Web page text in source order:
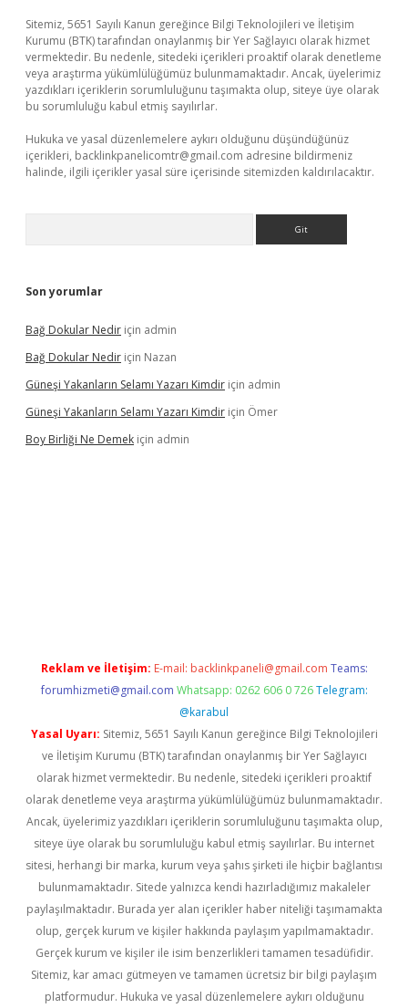
Sitemiz, 5651 Sayılı Kanun gereğince Bilgi Teknolojileri ve İletişim
Kurumu (BTK) tarafından onaylanmış bir Yer Sağlayıcı olarak hizmet
vermektedir. Bu nedenle, sitedeki içerikleri proaktif olarak denetleme
veya araştırma yükümlülüğümüz bulunmamaktadır. Ancak, üyelerimiz
yazdıkları içeriklerin sorumluluğunu taşımakta olup, siteye üye olarak
bu sorumluluğu kabul etmiş sayılırlar.
Hukuka ve yasal düzenlemelere aykırı olduğunu düşündüğünüz
içerikleri, backlinkpanelicomtr@gmail.com adresine bildirmeniz
halinde, ilgili içerikler yasal süre içerisinde sitemizden kaldırılacaktır.
Son yorumlar
Bağ Dokular Nedir için admin
Bağ Dokular Nedir için Nazan
Güneşi Yakanların Selamı Yazarı Kimdir için admin
Güneşi Yakanların Selamı Yazarı Kimdir için Ömer
Boy Birliği Ne Demek için admin
Reklam ve İletişim: E-mail: backlinkpaneli@gmail.com Teams:
forumhizmeti@gmail.com Whatsapp: 0262 606 0 726 Telegram:
@karabul
Yasal Uyarı: Sitemiz, 5651 Sayılı Kanun gereğince Bilgi Teknolojileri
ve İletişim Kurumu (BTK) tarafından onaylanmış bir Yer Sağlayıcı
olarak hizmet vermektedir. Bu nedenle, sitedeki içerikleri proaktif
olarak denetleme veya araştırma yükümlülüğümüz bulunmamaktadır.
Ancak, üyelerimiz yazdıkları içeriklerin sorumluluğunu taşımakta olup,
siteye üye olarak bu sorumluluğu kabul etmiş sayılırlar. Bu internet
sitesi, herhangi bir marka, kurum veya şahıs şirketi ile hiçbir bağlantısı
bulunmamaktadır. Sitede yalnızca kendi hazırladığımız makaleler
paylaşılmaktadır. Burada yer alan içerikler haber niteliği taşımamakta
olup, gerçek kurum ve kişiler hakkında paylaşım yapılmamaktadır.
Gerçek kurum ve kişiler ile isim benzerlikleri tamamen tesadüfidir.
Sitemiz, kar amacı gütmeyen ve tamamen ücretsiz bir bilgi paylaşım
platformudur. Hukuka ve yasal düzenlemelere aykırı olduğunu